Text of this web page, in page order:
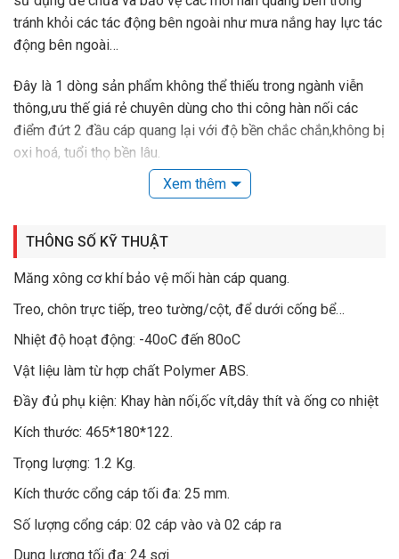
tránh khỏi các tác động bên ngoài như mưa nắng hay lực tác
động bên ngoài…
Đây là 1 dòng sản phẩm không thể thiếu trong ngành viễn
thông,ưu thế giá rẻ chuyên dùng cho thi công hàn nối các
điểm đứt 2 đầu cáp quang lại với độ bền chắc chắn,không bị
oxi hoá, tuổi thọ bền lâu.
Tính năng và đặc điểm măng xông quang loại
Xem thêm
THÔNG SỐ KỸ THUẬT
Măng xông cơ khí bảo vệ mối hàn cáp quang.
Treo, chôn trực tiếp, treo tường/cột, để dưới cống bể…
Nhiệt độ hoạt động: -40oC đến 80oC
Vật liệu làm từ hợp chất Polymer ABS.
Đầy đủ phụ kiện: Khay hàn nối,ốc vít,dây thít và ống co nhiệt
Kích thước: 465*180*122.
Trọng lượng: 1.2 Kg.
Kích thước cổng cáp tối đa: 25 mm.
Số lượng cổng cáp: 02 cáp vào và 02 cáp ra
Dung lượng tối đa: 24 sợi